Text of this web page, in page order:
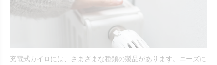
充電式カイロには、さまざまな種類の製品があります。ニーズに